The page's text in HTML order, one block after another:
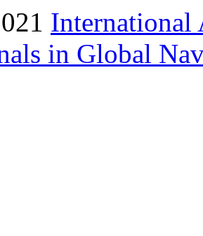
International
in Global